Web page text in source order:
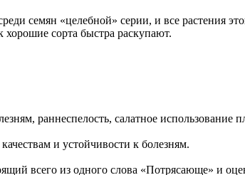
семян «целебной» серии, и все растения
хорошие сорта быстра раскупают.
раннеспелость, салатное использование
и устойчивости к болезням.
всего из одного слова «Потрясающе» и